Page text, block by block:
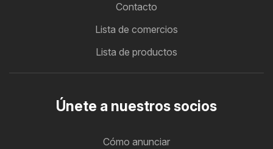
Contacto
Lista de comercios
Lista de productos
Únete a nuestros socios
Cómo anunciar